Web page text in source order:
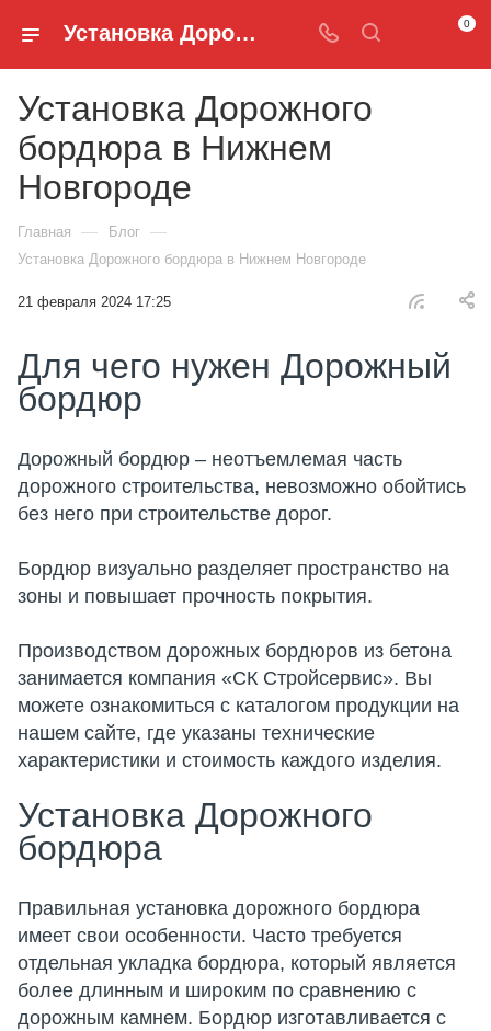
Установка Дорожного бордюра - Брусчатка и Бордюры 0
Установка Дорожного
бордюра в Нижнем
Новгороде
Главная — Блог —
Установка Дорожного бордюра в Нижнем Новгороде
21 февраля 2024 17:25
Для чего нужен Дорожный
бордюр
Дорожный бордюр – неотъемлемая часть
дорожного строительства, невозможно обойтись
без него при строительстве дорог.
Бордюр визуально разделяет пространство на
зоны и повышает прочность покрытия.
Производством дорожных бордюров из бетона
занимается компания «СК Стройсервис». Вы
можете ознакомиться с каталогом продукции на
нашем сайте, где указаны технические
характеристики и стоимость каждого изделия.
Установка Дорожного
бордюра
Правильная установка дорожного бордюра
имеет свои особенности. Часто требуется
отдельная укладка бордюра, который является
более длинным и широким по сравнению с
дорожным камнем. Бордюр изготавливается с